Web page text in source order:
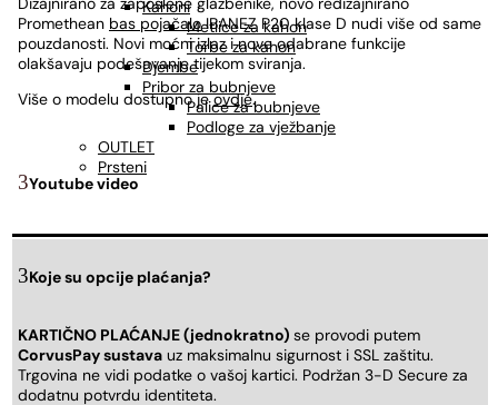
Kahoni
Metlice za kahon
Torbe za kahon
Djembe
Pribor za bubnjeve
Palice za bubnjeve
Podloge za vježbanje
OUTLET
Prsteni
Promethean bas pojačaloIBANEZ P20 klase D nudi više od same
pouzdanosti. Novi moćni izlaz i nove odabrane funkcije
olakšavaju podešavanje tijekom sviranja.
Više o modelu dostupno jeovdje.
Youtube video
Koje su opcije plaćanja?
KARTIČNO PLAĆANJE (jednokratno) se provodi putem
CorvusPay sustava uz maksimalnu sigurnost i SSL zaštitu.
Trgovina ne vidi podatke o vašoj kartici. Podržan 3-D Secure za
dodatnu potvrdu identiteta.